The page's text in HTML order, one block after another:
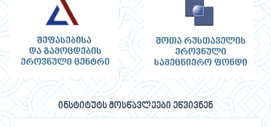
ინსტიტუტს მოსწავლეები ეწვივნენ